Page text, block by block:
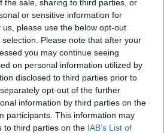
the sale, sharing to third parties, or
or sensitive information for
please use the below opt-out
Please note that after your
you may continue seeing
on personal information utilized by
disclosed to third parties prior to
opt-out of the further
information by third parties on the
participants. This information may
to third parties on the IAB’s List of
alla